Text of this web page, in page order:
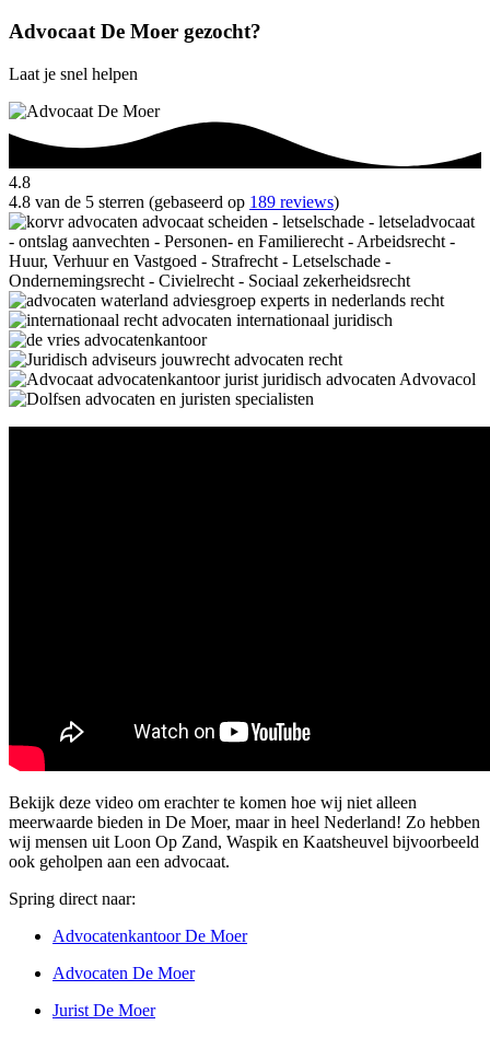
Advocaat De Moer gezocht?
Laat je snel helpen
4.8
4.8 van de 5 sterren (gebaseerd op 189 reviews)
Bekijk deze video om erachter te komen hoe wij niet alleen
meerwaarde bieden in De Moer, maar in heel Nederland! Zo hebben
wij mensen uit Loon Op Zand, Waspik en Kaatsheuvel bijvoorbeeld
ook geholpen aan een advocaat.
Spring direct naar:
Advocatenkantoor De Moer
Advocaten De Moer
Jurist De Moer